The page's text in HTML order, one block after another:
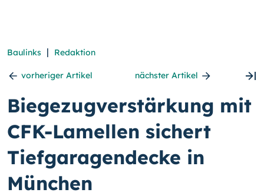
Baulinks | Redaktion
vorheriger Artikel nächster Artikel
Biegezugverstärkung mit
CFK-Lamellen sichert
Tiefgaragendecke in
München